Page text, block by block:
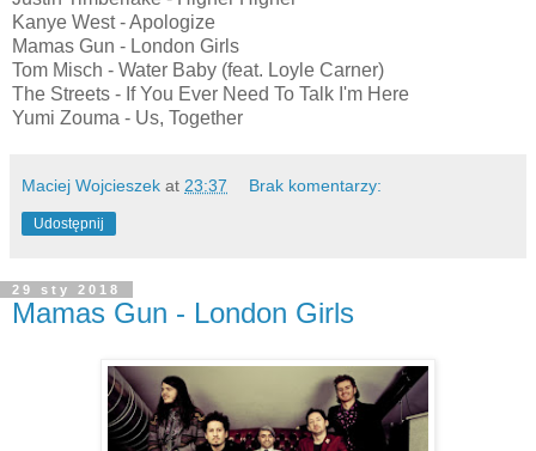
Kanye West - Apologize
Mamas Gun - London Girls
Tom Misch - Water Baby (feat. Loyle Carner)
The Streets - If You Ever Need To Talk I'm Here
Yumi Zouma - Us, Together
Maciej Wojcieszek at 23:37 Brak komentarzy:
Udostępnij
29 sty 2018
Mamas Gun - London Girls